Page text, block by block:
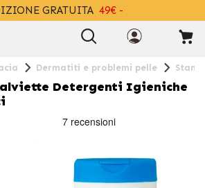
GRATUITA 49€ -
Dermatiti e problemi pelle
Detergenti Igieniche